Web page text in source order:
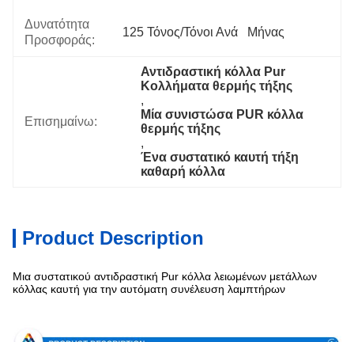
Δυνατότητα
Προσφοράς:
125 Τόνος/τόνοι Ανά   Μήνας
Επισημαίνω:
Αντιδραστική κόλλα Pur
Κολλήματα θερμής τήξης
,
Μία συνιστώσα PUR κόλλα
θερμής τήξης
,
Ένα συστατικό καυτή τήξη
καθαρή κόλλα
Product Description
Μια συστατικού αντιδραστική Pur κόλλα λειωμένων μετάλλων
κόλλας καυτή για την αυτόματη συνέλευση λαμπτήρων